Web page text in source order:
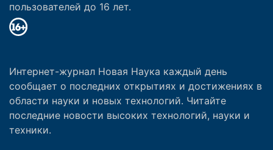
пользователей до 16 лет.
Интернет-журнал Новая Наука каждый день
сообщает о последних открытиях и достижениях в
области науки и новых технологий. Читайте
последние новости высоких технологий, науки и
техники.